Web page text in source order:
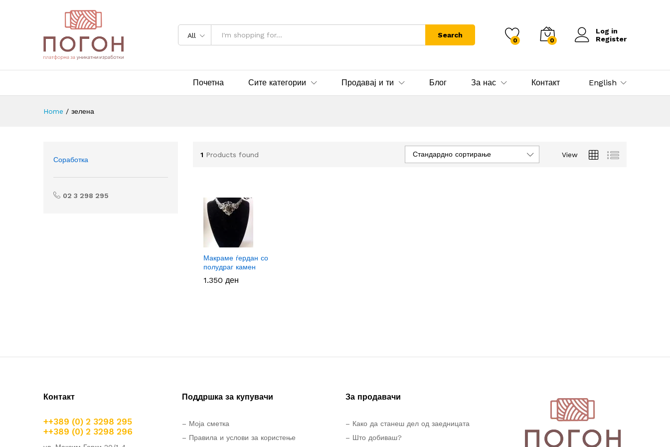
All Search
0 0
Log in
Register
Почетна Сите категории Продавај и ти Блог За нас Контакт English
Home / зелена
1 Products found View
Стандардно сортирање
Макраме ѓердан со
полудраг камен
1.350 ден
1.350 ден
Соработка
02 3 298 295
Контакт
++389 (0) 2 3298 295
++389 (0) 2 3298 296
Поддршка за купувачи
– Моја сметка
– Правила и услови за користење
За продавачи
– Како да станеш дел од заедницата
– Што добиваш?